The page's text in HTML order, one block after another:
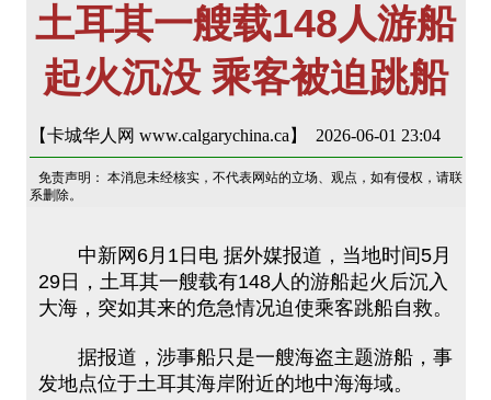
土耳其一艘载148人游船
起火沉没 乘客被迫跳船
【卡城华人网 www.calgarychina.ca】 2026-06-01 23:04
免责声明： 本消息未经核实，不代表网站的立场、观点，如有侵权，请联
系删除。
中新网6月1日电 据外媒报道，当地时间5月
29日，土耳其一艘载有148人的游船起火后沉入
大海，突如其来的危急情况迫使乘客跳船自救。
据报道，涉事船只是一艘海盗主题游船，事
发地点位于土耳其海岸附近的地中海海域。